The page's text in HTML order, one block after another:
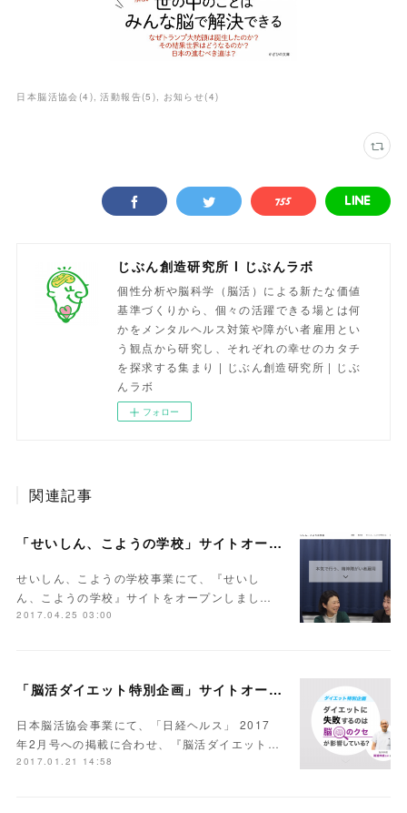
日本脳活協会(4 ) 活動報告(5 ) お知らせ(4)
じぶん創造研究所 l じぶんラボ
個性分析や脳科学（脳活）による新たな価値
基準づくりから、個々の活躍できる場とは何
かをメンタルヘルス対策や障がい者雇用とい
う観点から研究し、それぞれの幸せのカタチ
を探求する集まり | じぶん創造研究所 | じぶ
んラボ
フォロー
関連記事
「せいしん、こようの学校」サイトオープン
せいしん、こようの学校事業にて、『せいし
ん、こようの学校』サイトをオープンしまし…
2017.04.25 03:00
「脳活ダイエット特別企画」サイトオープン
日本脳活協会事業にて、「日経ヘルス」 2017
年2月号への掲載に合わせ、『脳活ダイエット…
2017.01.21 14:58